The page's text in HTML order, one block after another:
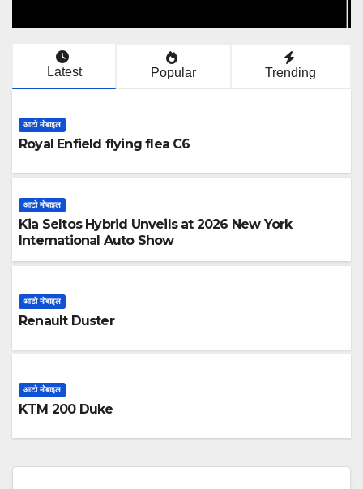
Latest Popular Trending
आटो मोबाइल
Royal Enfield flying flea C6
आटो मोबाइल
Kia Seltos Hybrid Unveils at 2026 New York
International Auto Show
आटो मोबाइल
Renault Duster
आटो मोबाइल
KTM 200 Duke